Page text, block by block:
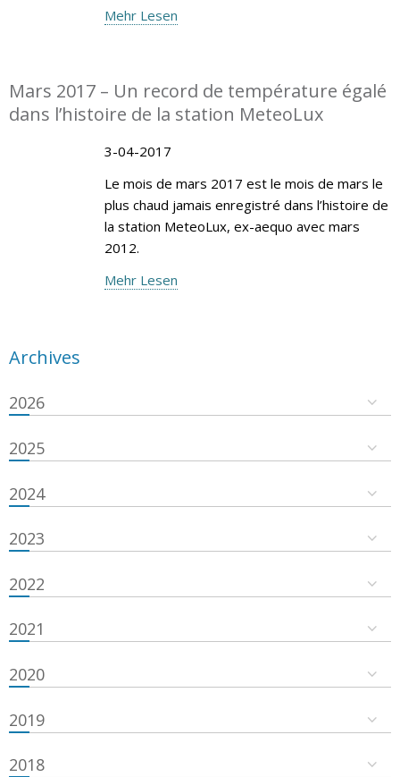
Mehr Lesen
Mars 2017 – Un record de température égalé
dans l’histoire de la station MeteoLux
3-04-2017
Le mois de mars 2017 est le mois de mars le
plus chaud jamais enregistré dans l’histoire de
la station MeteoLux, ex-aequo avec mars
2012.
Mehr Lesen
Archives
2026
2025
2024
2023
2022
2021
2020
2019
2018